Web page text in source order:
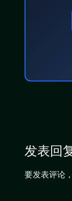
发表回
要发表评论